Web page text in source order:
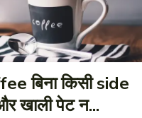
बिना किसी side
खाली पेट न...